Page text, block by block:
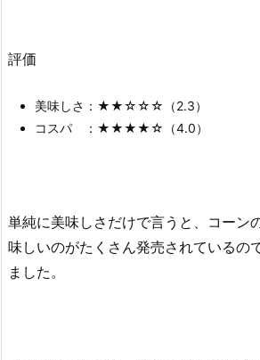
評価
美味しさ：★★☆☆☆（2.3）
コスパ ：★★★★☆（4.0）
単純に美味しさだけで言うと、コーン
味しいのがたくさん発売されているの
ました。